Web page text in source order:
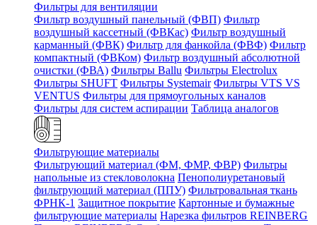
Фильтры для вентиляции
Фильтр воздушный панельный (ФВП) Фильтр
воздушный кассетный (ФВКас) Фильтр воздушный
карманный (ФВК) Фильтр для фанкойла (ФВФ) Фильтр
компактный (ФВКом) Фильтр воздушный абсолютной
очистки (ФВА) Фильтры Ballu Фильтры Electrolux
Фильтры SHUFT Фильтры Systemair Фильтры VTS VS
VENTUS Фильтры для прямоугольных каналов
Фильтры для систем аспирации Таблица аналогов
Фильтрующие материалы
Фильтрующий материал (ФМ, ФМР, ФВР) Фильтры
напольные из стекловолокна Пенополиуретановый
фильтрующий материал (ППУ) Фильтровальная ткань
ФРНК-1 Защитное покрытие Картонные и бумажные
фильтрующие материалы Нарезка фильтров REINBERG